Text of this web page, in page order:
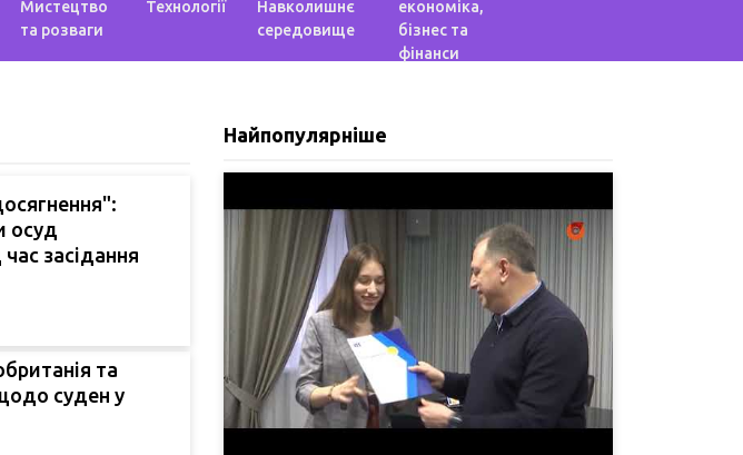
Мистецтво
та розваги
Технології
Навколишнє
середовище
економіка,
бізнес та
фінанси
осуд
засідання
та
суден у
Найпопулярніше